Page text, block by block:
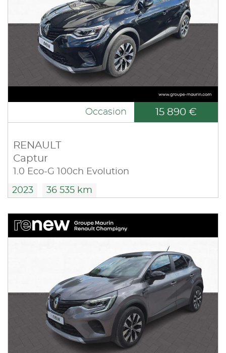
Occasion 15 890 €
RENAULT
Captur
1.0 Eco-G 100ch Evolution
2023 36 535 km